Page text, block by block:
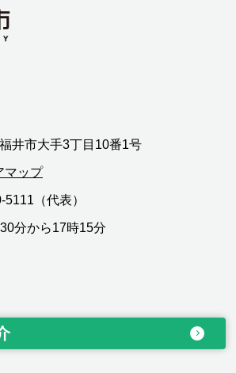
井市大手3丁目10番1号
マップ
（代表）
分から17時15分